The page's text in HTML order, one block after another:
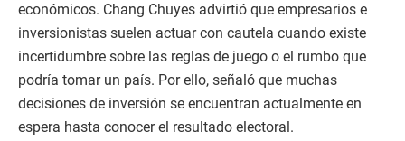
económicos. Chang Chuyes advirtió que empresarios e
inversionistas suelen actuar con cautela cuando existe
incertidumbre sobre las reglas de juego o el rumbo que
podría tomar un país. Por ello, señaló que muchas
decisiones de inversión se encuentran actualmente en
espera hasta conocer el resultado electoral.